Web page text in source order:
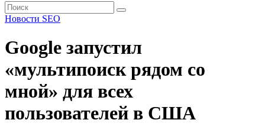
Новости SEO
Google запустил
«мультипоиск рядом со
мной» для всех
пользователей в США